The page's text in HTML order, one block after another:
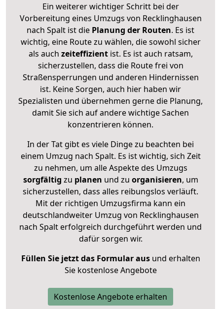
Ein weiterer wichtiger Schritt bei der
Vorbereitung eines Umzugs von Recklinghausen
nach Spalt ist die Planung der Routen. Es ist
wichtig, eine Route zu wählen, die sowohl sicher
als auch zeiteffizientist. Es ist auch ratsam,
sicherzustellen, dass die Route frei von
Straßensperrungen und anderen Hindernissen
ist. Keine Sorgen, auch hier haben wir
Spezialisten und übernehmen gerne die Planung,
damit Sie sich auf andere wichtige Sachen
konzentrieren können.
In der Tat gibt es viele Dinge zu beachten bei
einem Umzug nach Spalt. Es ist wichtig, sich Zeit
zu nehmen, um alle Aspekte des Umzugs
sorgfältig zu planen und zu organisieren, um
sicherzustellen, dass alles reibungslos verläuft.
Mit der richtigen Umzugsfirma kann ein
deutschlandweiter Umzug von Recklinghausen
nach Spalt erfolgreich durchgeführt werden und
dafür sorgen wir.
Füllen Sie jetzt das Formular ausund erhalten
Sie kostenlose Angebote
Kostenlose Angebote erhalten